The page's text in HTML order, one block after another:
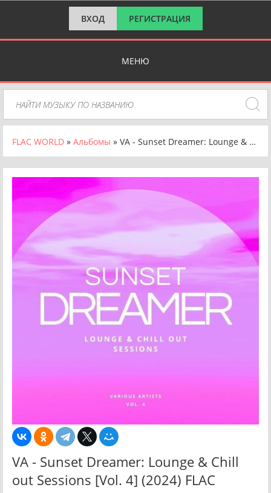
ВХОД РЕГИСТРАЦИЯ
МЕНЮ
FLAC WORLD » Альбомы » VA - Sunset Dreamer: Lounge & Chill out Sessions [Vol. 4] (2024) FLAC
VA - Sunset Dreamer: Lounge & Chill
out Sessions [Vol. 4] (2024) FLAC